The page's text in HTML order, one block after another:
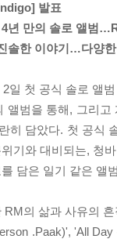
발표
년 만의 솔로 앨범
솔한 이야기…다양
일 첫 공식 솔로 앨
앨범을 통해, 그리
히 담았다. 첫 공식
기와 대비되는, 청
담은 일기 같은 앨
RM의 삶과 사유의
.Paak)', 'All